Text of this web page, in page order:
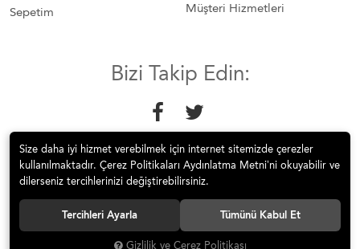
Sepetim Müşteri Hizmetleri
Bizi Takip Edin:
© 2018 Mobilyakeyfi İnternet Teknolojileri Mobilya Sanayi İç ve Dış
Tic.Ltd.Şti. Tüm hakları saklıdır.
Size daha iyi hizmet verebilmek için internet sitemizde çerezler
kullanılmaktadır. Çerez Politikaları Aydınlatma Metni’ni okuyabilir ve
dilerseniz tercihlerinizi değiştirebilirsiniz.
Tercihleri Ayarla Tümünü Kabul Et
Gizlilik ve Çerez Politikası